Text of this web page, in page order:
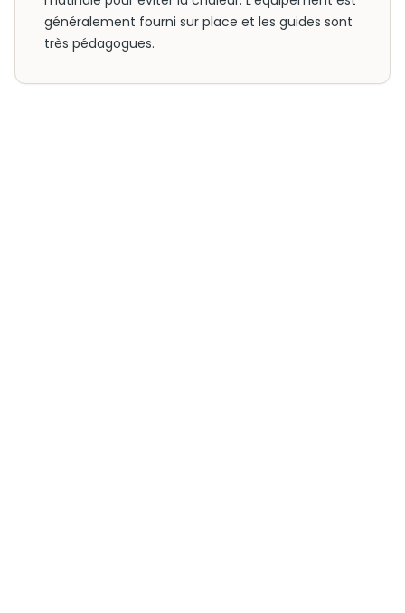
généralement fourni sur place et les guides sont
très pédagogues.